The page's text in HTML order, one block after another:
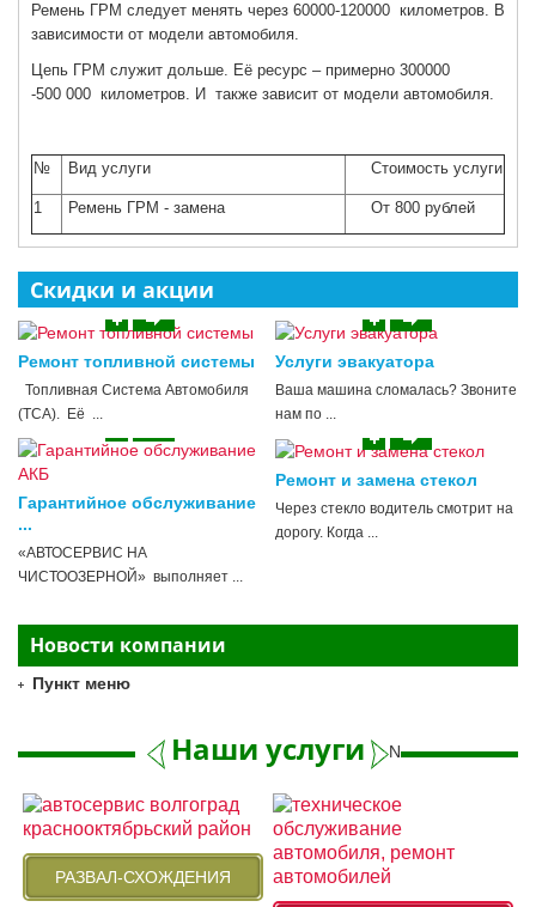
Ремень ГРМ следует менять через 60000-120000 километров. В
зависимости от модели автомобиля.
Цепь ГРМ служит дольше. Её ресурс – примерно 300000
-500 000 километров. И также зависит от модели автомобиля.
№ Вид услуги Стоимость услуги
1 Ремень ГРМ - замена От 800 рублей
Скидки и акции
Ремонт топливной системы
Топливная Система Автомобиля
(ТСА). Её ...
Услуги эвакуатора
Ваша машина сломалась? Звоните
нам по ...
Гарантийное обслуживание
...
«АВТОСЕРВИС НА
ЧИСТООЗЕРНОЙ» выполняет ...
Ремонт и замена стекол
Через стекло водитель смотрит на
дорогу. Когда ...
Новости компании
Пункт меню
Наши услуги Next
РАЗВАЛ-СХОЖДЕНИЯ